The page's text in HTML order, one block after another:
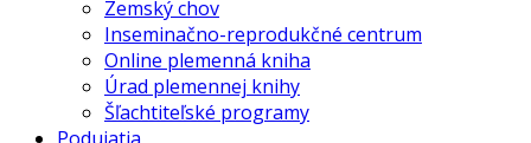
Zemský chov
Inseminačno-reprodukčné centrum
Online plemenná kniha
Úrad plemennej knihy
Šľachtiteľské programy